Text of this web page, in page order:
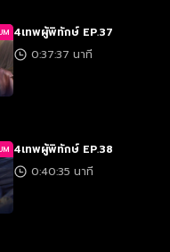
4เทพผู้พิทักษ์ EP.37
0:37:37 นาที
4เทพผู้พิทักษ์ EP.38
0:40:35 นาที